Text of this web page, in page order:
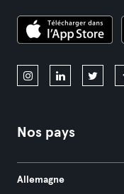
Nos pays
Allemagne